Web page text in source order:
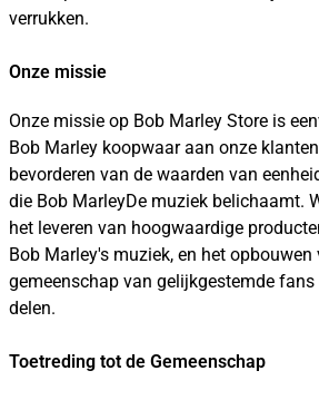
verrukken.
Onze missie
Onze missie op Bob Marley Store is
Bob Marley koopwaar aan onze
bevorderen van de waarden van
die Bob MarleyDe muziek belichaamt.
het leveren van hoogwaardige
Bob Marley's muziek, en het opbouwen
gemeenschap van gelijkgestemde
delen.
Toetreding tot de Gemeenschap